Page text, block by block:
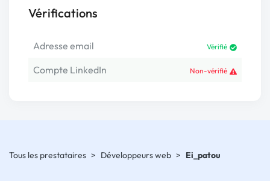
Vérifications
Adresse email Vérifié
Compte LinkedIn Non-vérifié
Tous les prestataires > Développeurs web > Ei_patou